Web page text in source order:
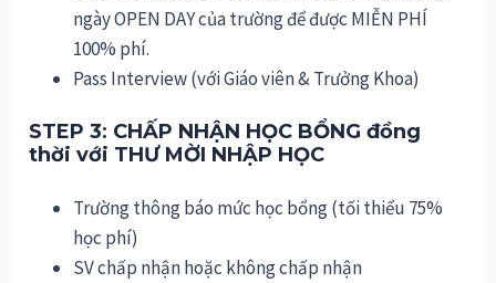
ngày OPEN DAY của trường để được MIỄN PHÍ
100% phí.
Pass Interview (với Giáo viên & Trưởng Khoa)
STEP 3: CHẤP NHẬN HỌC BỔNG đồng
thời với THƯ MỜI NHẬP HỌC
Trường thông báo mức học bổng (tối thiểu 75%
học phí)
SV chấp nhận hoặc không chấp nhận